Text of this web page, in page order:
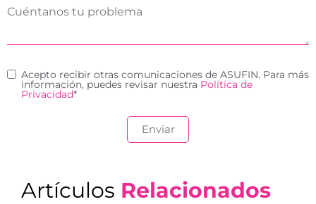
Acepto recibir otras comunicaciones de ASUFIN. Para más
información, puedes revisar nuestra Política de
Privacidad*
Artículos Relacionados